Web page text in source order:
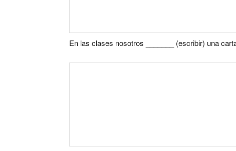
En las clases nosotros _______ (escribir) una